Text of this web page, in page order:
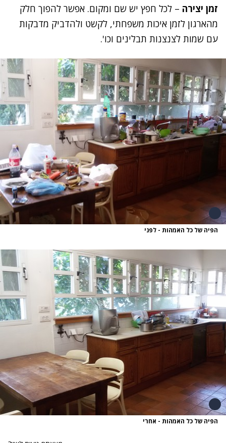
זמן יצירה – לכל חפץ יש שם ומקום. אפשר להפוך חלק
מהארגון לזמן איכות משפחתי, לקשט ולהדביק מדבקות
עם שמות לצנצנות תבלינים וכו'.
הפיה של כל האמהות - לפני
הפיה של כל האמהות - אחרי